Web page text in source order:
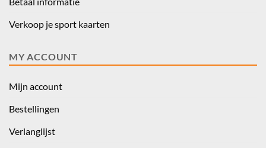
Verkoop je sport kaarten
MY ACCOUNT
Mijn account
Bestellingen
Verlanglijst